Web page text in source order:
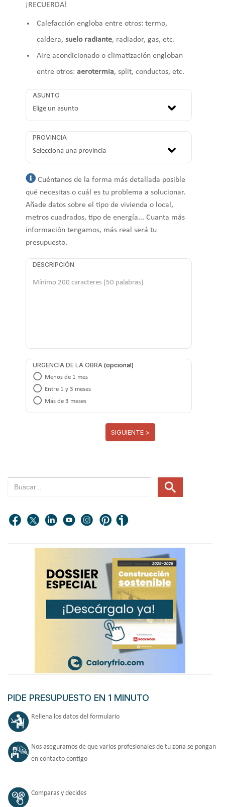
¡RECUERDA!
Calefacción engloba entre otros: termo,
caldera, suelo radiante, radiador, gas, etc.
Aire acondicionado o climatización engloban
entre otros: aerotermia, split, conductos, etc.
ASUNTO
PROVINCIA
Cuéntanos de la forma más detallada posible
qué necesitas o cuál es tu problema a solucionar.
Añade datos sobre el tipo de vivienda o local,
metros cuadrados, tipo de energía... Cuanta más
información tengamos, más real será tu
presupuesto.
DESCRIPCIÓN
URGENCIA DE LA OBRA
Menos de 1 mes
Entre 1 y 3 meses
Más de 3 meses
SIGUIENTE >
PIDE PRESUPUESTO EN 1 MINUTO
Rellena los datos del formulario
Nos aseguramos de que varios profesionales de tu zona se pongan
en contacto contigo
Comparas y decides